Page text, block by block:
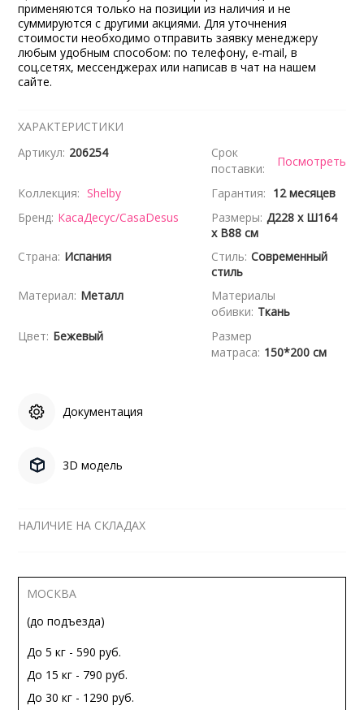
применяются только на позиции из наличия и не
суммируются с другими акциями. Для уточнения
стоимости необходимо отправить заявку менеджеру
любым удобным способом: по телефону, e-mail, в
соц.сетях, мессенджерах или написав в чат на нашем
сайте.
ХАРАКТЕРИСТИКИ
Артикул: 206254
Срок
поставки:
Посмотреть
Коллекция: Shelby Гарантия: 12 месяцев
Бренд: КасаДесус/CasaDesus Размеры: Д228 x Ш164
x В88 см
Страна: Испания Стиль: Современный
стиль
Материал: Металл
Материалы
обивки: Ткань
Цвет: Бежевый
Размер
матраса: 150*200 см
Документация
3D модель
НАЛИЧИЕ НА СКЛАДАХ
МОСКВА
(до подъезда)
До 5 кг - 590 руб.
До 15 кг - 790 руб.
До 30 кг - 1290 руб.